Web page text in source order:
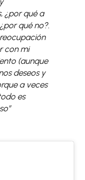
¿por qué a
qué no?.
con mi
(aunque
deseos y
a veces
es